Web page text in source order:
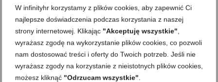
W infinityhr korzystamy z plików cookies, aby zapewnić Ci
najlepsze doświadczenia podczas korzystania z naszej
strony internetowej. Klikając "Akceptuję wszystkie",
wyrażasz zgodę na wykorzystanie plików cookies, co pozwoli
nam dostosować treści i oferty do Twoich potrzeb. Jeśli nie
wyrażasz zgody na korzystanie z nieistotnych plików cookies,
możesz kliknąć "Odrzucam wszystkie".